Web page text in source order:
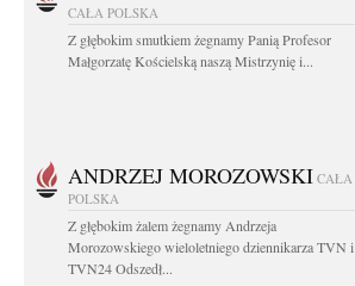
CAŁA POLSKA
Z głębokim smutkiem żegnamy Panią Profesor
Małgorzatę Kościelską naszą Mistrzynię i...
ANDRZEJ MOROZOWSKI CAŁA
POLSKA
Z głębokim żalem żegnamy Andrzeja
Morozowskiego wieloletniego dziennikarza TVN i
TVN24 Odszedł...